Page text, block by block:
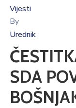
Vijesti
By
Urednik
SDA